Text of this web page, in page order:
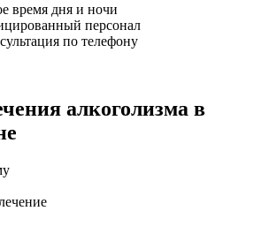
время дня и ночи
персонал
по телефону
алкоголизма в